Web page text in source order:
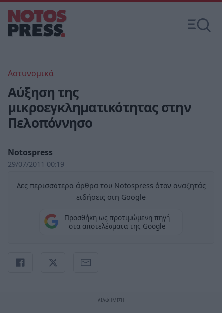
Αστυνομικά
Αύξηση της
μικροεγκληματικότητας στην
Πελοπόννησο
Notospress
29/07/2011 00:19
Δες περισσότερα άρθρα του Notospress όταν αναζητάς
ειδήσεις στη Google
Προσθήκη ως προτιμώμενη πηγή
στα αποτελέσματα της Google